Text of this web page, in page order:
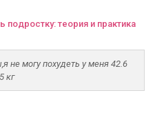
подростку: теория и практика
не могу похудеть у меня 42.6
кг